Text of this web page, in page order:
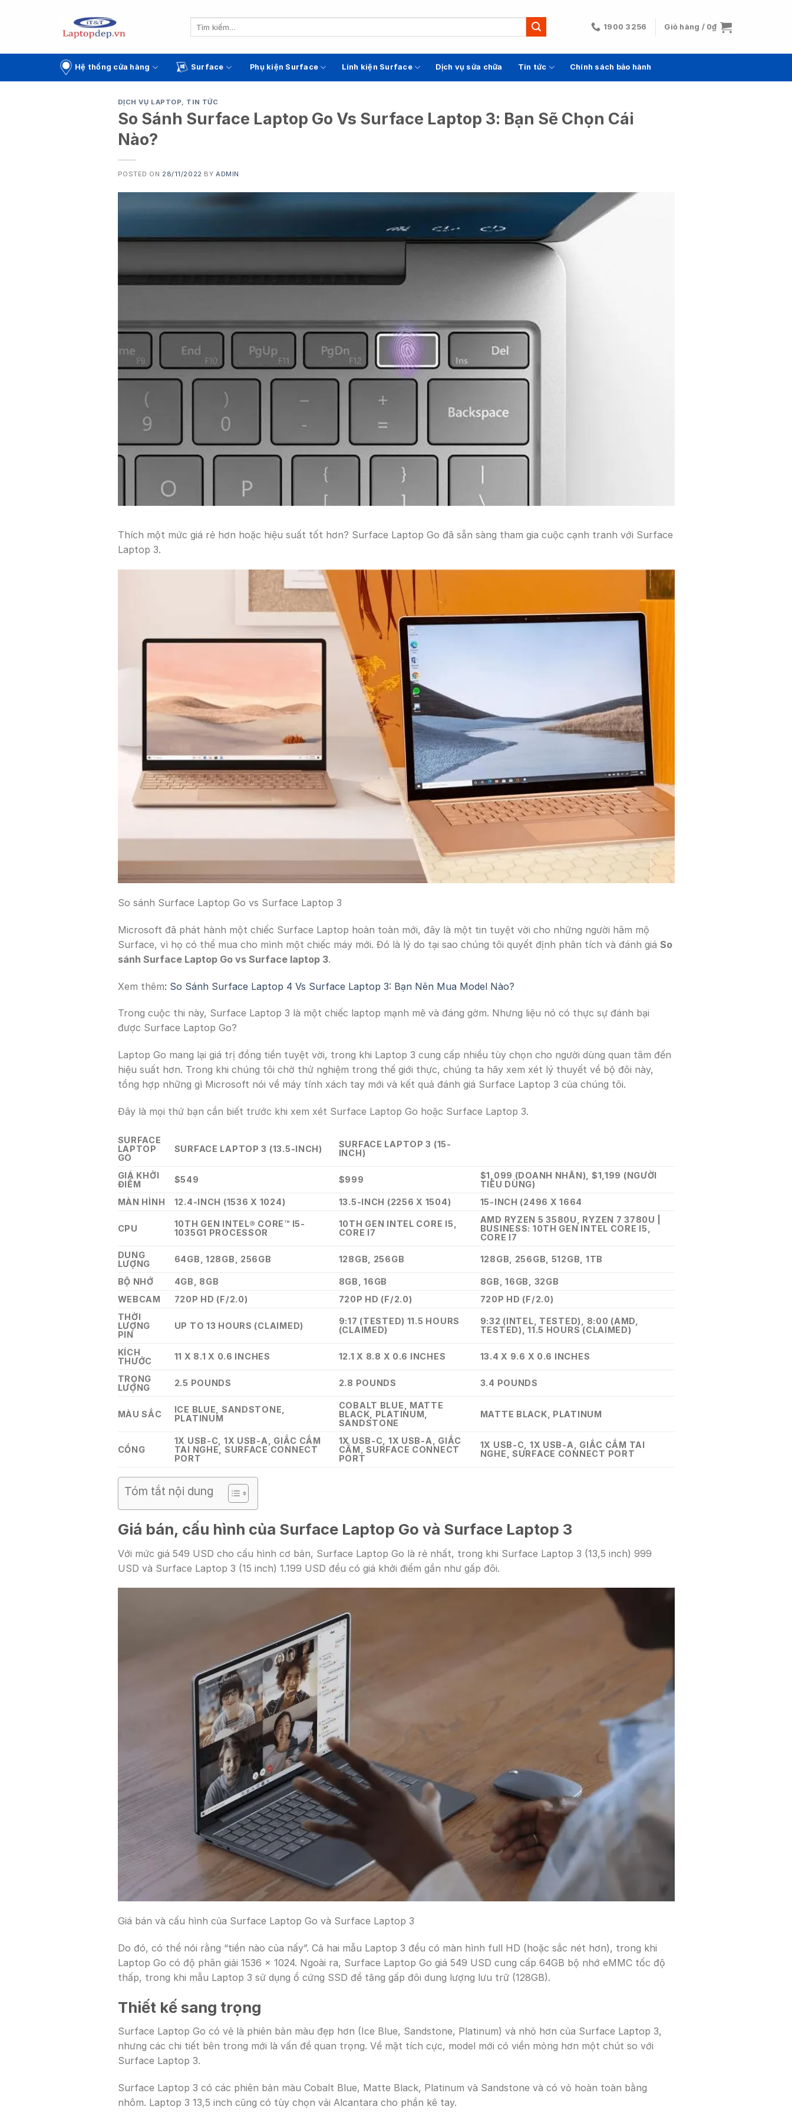
1900 3256 Giỏ hàng / 0₫
Hệ thống cửa hàng Surface Phụ kiện Surface Linh kiện Surface Dịch vụ sửa chữa Tin tức Chính sách bảo hành
DỊCH VỤ LAPTOP TIN TỨC
So Sánh Surface Laptop Go Vs Surface Laptop 3: Bạn Sẽ Chọn Cái
Nào?
POSTED ON 28/11/2022 BY ADMIN
Thích một mức giá rẻ hơn hoặc hiệu suất tốt hơn? Surface Laptop Go đã sẵn sàng tham gia cuộc cạnh tranh với Surface
Laptop 3.
So sánh Surface Laptop Go vs Surface Laptop 3
Microsoft đã phát hành một chiếc Surface Laptop hoàn toàn mới, đây là một tin tuyệt vời cho những người hâm mộ
Surface, vì họ có thể mua cho mình một chiếc máy mới. Đó là lý do tại sao chúng tôi quyết định phân tích và đánh giá So
sánh Surface Laptop Go vs Surface laptop 3.
Xem thêm: So Sánh Surface Laptop 4 Vs Surface Laptop 3: Bạn Nên Mua Model Nào?
Trong cuộc thi này, Surface Laptop 3 là một chiếc laptop mạnh mẽ và đáng gờm. Nhưng liệu nó có thực sự đánh bại
được Surface Laptop Go?
Laptop Go mang lại giá trị đồng tiền tuyệt vời, trong khi Laptop 3 cung cấp nhiều tùy chọn cho người dùng quan tâm đến
hiệu suất hơn. Trong khi chúng tôi chờ thử nghiệm trong thế giới thực, chúng ta hãy xem xét lý thuyết về bộ đôi này,
tổng hợp những gì Microsoft nói về máy tính xách tay mới và kết quả đánh giá Surface Laptop 3 của chúng tôi.
Đây là mọi thứ bạn cần biết trước khi xem xét Surface Laptop Go hoặc Surface Laptop 3.
SURFACE
LAPTOP
GO
SURFACE LAPTOP 3 (13.5-INCH)
SURFACE LAPTOP 3 (15-
INCH)
GIÁ KHỞI
ĐIỂM
$549 $999
$1,099 (DOANH NHÂN), $1,199 (NGƯỜI
TIÊU DÙNG)
MÀN HÌNH
12.4-INCH (1536 X 1024) 13.5-INCH (2256 X 1504) 15-INCH (2496 X 1664
CPU
10TH GEN INTEL® CORE™ I5-
1035G1 PROCESSOR
10TH GEN INTEL CORE I5,
CORE I7
AMD RYZEN 5 3580U, RYZEN 7 3780U |
BUSINESS: 10TH GEN INTEL CORE I5,
CORE I7
DUNG
LƯỢNG
64GB, 128GB, 256GB 128GB, 256GB 128GB, 256GB, 512GB, 1TB
BỘ NHỚ 4GB, 8GB 8GB, 16GB
8GB, 16GB, 32GB
WEBCAM
720P HD (F/2.0) 720P HD (F/2.0)
720P HD (F/2.0)
THỜI
LƯỢNG
PIN
UP TO 13 HOURS (CLAIMED)
9:17 (TESTED) 11.5 HOURS
(CLAIMED)
9:32 (INTEL, TESTED), 8:00 (AMD,
TESTED), 11.5 HOURS (CLAIMED)
KÍCH
THƯỚC
11 X 8.1 X 0.6 INCHES 12.1 X 8.8 X 0.6 INCHES 13.4 X 9.6 X 0.6 INCHES
TRỌNG
LƯỢNG
2.5 POUNDS 2.8 POUNDS 3.4 POUNDS
MÀU SẮC
ICE BLUE, SANDSTONE,
PLATINUM
COBALT BLUE, MATTE
BLACK, PLATINUM,
SANDSTONE
MATTE BLACK, PLATINUM
CỔNG
1X USB-C, 1X USB-A, GIẮC CẮM
TAI NGHE, SURFACE CONNECT
PORT
1X USB-C, 1X USB-A, GIẮC
CẮM, SURFACE CONNECT
PORT
1X USB-C, 1X USB-A, GIẮC CẮM TAI
NGHE, SURFACE CONNECT PORT
Tóm tắt nội dung
Giá bán, cấu hình của Surface Laptop Go và Surface Laptop 3
Với mức giá 549 USD cho cấu hình cơ bản, Surface Laptop Go là rẻ nhất, trong khi Surface Laptop 3 (13,5 inch) 999
USD và Surface Laptop 3 (15 inch) 1.199 USD đều có giá khởi điểm gần như gấp đôi.
Giá bán và cấu hình của Surface Laptop Go và Surface Laptop 3
Do đó, có thể nói rằng “tiền nào của nấy”. Cả hai mẫu Laptop 3 đều có màn hình full HD (hoặc sắc nét hơn), trong khi
Laptop Go có độ phân giải 1536 x 1024. Ngoài ra, Surface Laptop Go giá 549 USD cung cấp 64GB bộ nhớ eMMC tốc độ
thấp, trong khi mẫu Laptop 3 sử dụng ổ cứng SSD để tăng gấp đôi dung lượng lưu trữ (128GB).
Thiết kế sang trọng
Surface Laptop Go có vẻ là phiên bản màu đẹp hơn (Ice Blue, Sandstone, Platinum) và nhỏ hơn của Surface Laptop 3,
nhưng các chi tiết bên trong mới là vấn đề quan trọng. Về mặt tích cực, model mới có viền mỏng hơn một chút so với
Surface Laptop 3.
Surface Laptop 3 có các phiên bản màu Cobalt Blue, Matte Black, Platinum và Sandstone và có vỏ hoàn toàn bằng
nhôm. Laptop 3 13,5 inch cũng có tùy chọn vải Alcantara cho phần kê tay.